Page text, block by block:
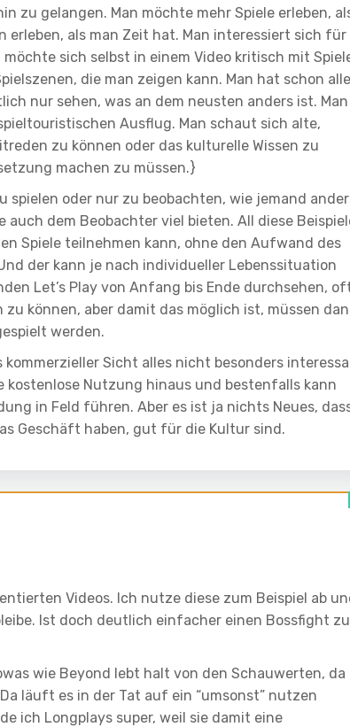
zu gelangen. Man möchte mehr Spiele erleben,
erleben, als man Zeit hat. Man interessiert sich für
sich selbst in einem Video kritisch mit
die man zeigen kann. Man hat schon alle
nur sehen, was an dem neusten anders ist. Man
Ausflug. Man schaut sich alte,
zu können oder das kulturelle Wissen zu
machen zu müssen.}
spielen oder nur zu beobachten, wie jemand
auch dem Beobachter viel bieten. All diese
Spiele teilnehmen kann, ohne den Aufwand des
der kann je nach individueller Lebenssituation
Let’s Play von Anfang bis Ende durchsehen,
können, aber damit das möglich ist, müssen
werden.
Sicht alles nicht besonders
Nutzung hinaus und bestenfalls kann
in Feld führen. Aber es ist ja nichts Neues,
Geschäft haben, gut für die Kultur sind.
Videos. Ich nutze diese zum Beispiel ab
Ist doch deutlich einfacher einen Bossfight zu
wie Beyond lebt halt von den Schauwerten, da
läuft es in der Tat auf ein “umsonst” nutzen
ich Longplays super, weil sie damit eine